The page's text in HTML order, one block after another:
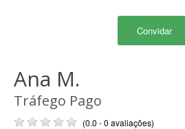
Convidar
Ana M.
Tráfego Pago
(0.0 - 0 avaliações)